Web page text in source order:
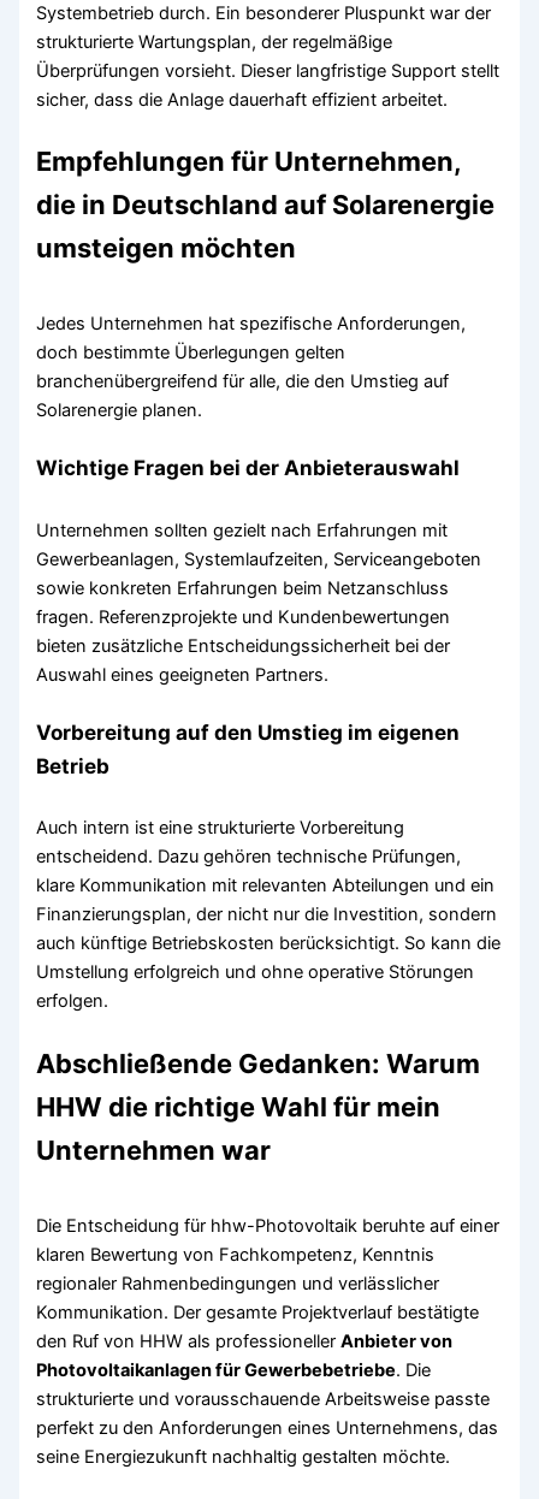
Systembetrieb durch. Ein besonderer Pluspunkt war der
strukturierte Wartungsplan, der regelmäßige
Überprüfungen vorsieht. Dieser langfristige Support stellt
sicher, dass die Anlage dauerhaft effizient arbeitet.
Empfehlungen für Unternehmen,
die in Deutschland auf Solarenergie
umsteigen möchten
Jedes Unternehmen hat spezifische Anforderungen,
doch bestimmte Überlegungen gelten
branchenübergreifend für alle, die den Umstieg auf
Solarenergie planen.
Wichtige Fragen bei der Anbieterauswahl
Unternehmen sollten gezielt nach Erfahrungen mit
Gewerbeanlagen, Systemlaufzeiten, Serviceangeboten
sowie konkreten Erfahrungen beim Netzanschluss
fragen. Referenzprojekte und Kundenbewertungen
bieten zusätzliche Entscheidungssicherheit bei der
Auswahl eines geeigneten Partners.
Vorbereitung auf den Umstieg im eigenen
Betrieb
Auch intern ist eine strukturierte Vorbereitung
entscheidend. Dazu gehören technische Prüfungen,
klare Kommunikation mit relevanten Abteilungen und ein
Finanzierungsplan, der nicht nur die Investition, sondern
auch künftige Betriebskosten berücksichtigt. So kann die
Umstellung erfolgreich und ohne operative Störungen
erfolgen.
Abschließende Gedanken: Warum
HHW die richtige Wahl für mein
Unternehmen war
Die Entscheidung für hhw-Photovoltaik beruhte auf einer
klaren Bewertung von Fachkompetenz, Kenntnis
regionaler Rahmenbedingungen und verlässlicher
Kommunikation. Der gesamte Projektverlauf bestätigte
den Ruf von HHW als professionellerAnbieter von
Photovoltaikanlagen für Gewerbebetriebe. Die
strukturierte und vorausschauende Arbeitsweise passte
perfekt zu den Anforderungen eines Unternehmens, das
seine Energiezukunft nachhaltig gestalten möchte.